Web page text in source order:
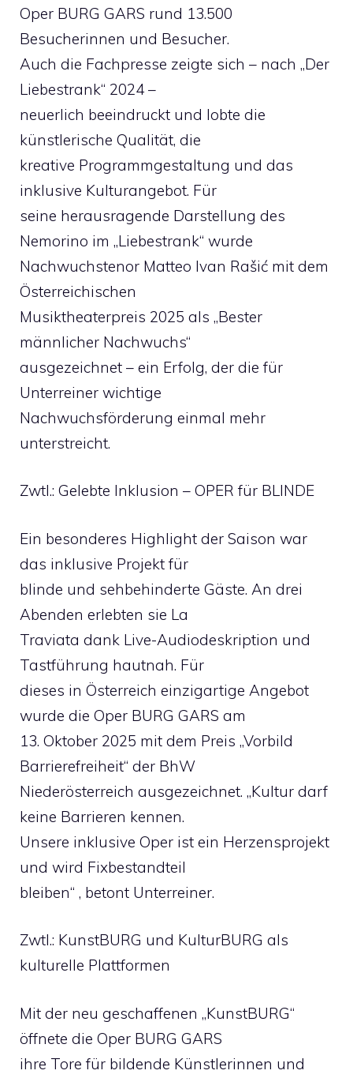
Oper BURG GARS rund 13.500
Besucherinnen und Besucher.
Auch die Fachpresse zeigte sich – nach „Der
Liebestrank“ 2024 –
neuerlich beeindruckt und lobte die
künstlerische Qualität, die
kreative Programmgestaltung und das
inklusive Kulturangebot. Für
seine herausragende Darstellung des
Nemorino im „Liebestrank“ wurde
Nachwuchstenor Matteo Ivan Rašić mit dem
Österreichischen
Musiktheaterpreis 2025 als „Bester
männlicher Nachwuchs“
ausgezeichnet – ein Erfolg, der die für
Unterreiner wichtige
Nachwuchsförderung einmal mehr
unterstreicht.
Zwtl.: Gelebte Inklusion – OPER für BLINDE
Ein besonderes Highlight der Saison war
das inklusive Projekt für
blinde und sehbehinderte Gäste. An drei
Abenden erlebten sie La
Traviata dank Live-Audiodeskription und
Tastführung hautnah. Für
dieses in Österreich einzigartige Angebot
wurde die Oper BURG GARS am
13. Oktober 2025 mit dem Preis „Vorbild
Barrierefreiheit“ der BhW
Niederösterreich ausgezeichnet. „Kultur darf
keine Barrieren kennen.
Unsere inklusive Oper ist ein Herzensprojekt
und wird Fixbestandteil
bleiben“ , betont Unterreiner.
Zwtl.: KunstBURG und KulturBURG als
kulturelle Plattformen
Mit der neu geschaffenen „KunstBURG“
öffnete die Oper BURG GARS
ihre Tore für bildende Künstlerinnen und